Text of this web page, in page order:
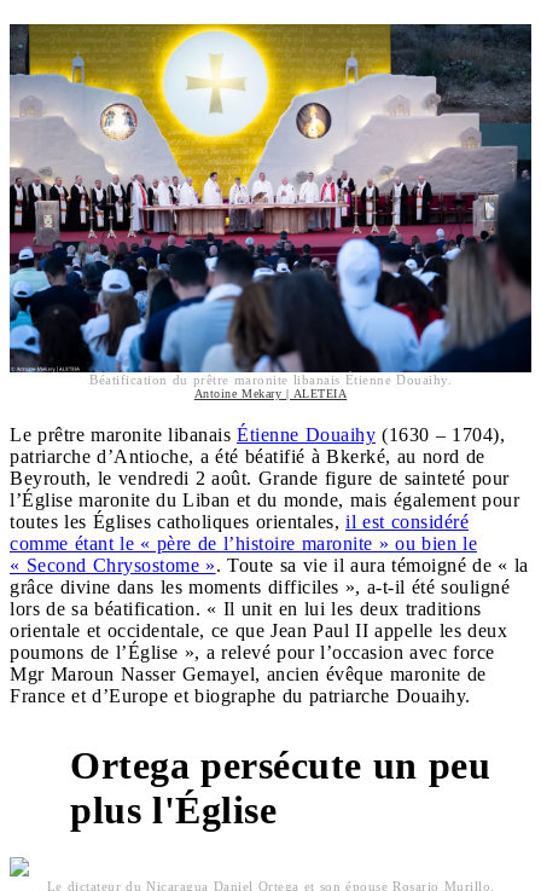
Béatification du prêtre maronite libanais Étienne Douaihy.
Antoine Mekary | ALETEIA
Le prêtre maronite libanais Étienne Douaihy (1630 – 1704),
patriarche d’Antioche, a été béatifié à Bkerké, au nord de
Beyrouth, le vendredi 2 août. Grande figure de sainteté pour
l’Église maronite du Liban et du monde, mais également pour
toutes les Églises catholiques orientales, il est considéré
comme étant le « père de l’histoire maronite » ou bien le
« Second Chrysostome ». Toute sa vie il aura témoigné de « la
grâce divine dans les moments difficiles », a-t-il été souligné
lors de sa béatification. « Il unit en lui les deux traditions
orientale et occidentale, ce que Jean Paul II appelle les deux
poumons de l’Église », a relevé pour l’occasion avec force
Mgr Maroun Nasser Gemayel, ancien évêque maronite de
France et d’Europe et biographe du patriarche Douaihy.
Ortega persécute un peu
plus l'Église
Le dictateur du Nicaragua Daniel Ortega et son épouse Rosario Murillo.